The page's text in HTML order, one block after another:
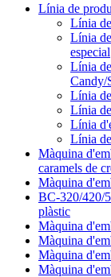
Línia de
Línia
Línia
especial
Línia
Candy/
Línia
Línia
Línia
Línia
Màquina
caramels de
Màquina
BC-320/420/
plàstic
Màquina
Màquina
Màquina
Màquina